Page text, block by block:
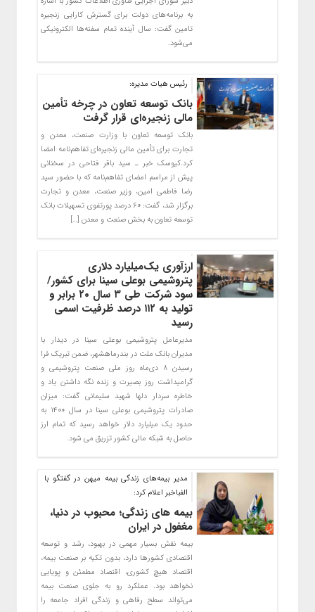
به برنامه‌های دولت برای گسترش کارایی زنجیره
تامین گفت: سال آینده تمام سفته‌ها الکترونیکی
می‌شود.
رئیس هیات مدیره:
بانک توسعه تعاون در چرخه تأمین
مالی زنجیره‌ای قرار گرفت
بانک توسعه تعاون با وزارت صنعت، معدن و
تجارت برای تأمین مالی زنجیره‌ای تفاهم‌نامه امضا
کرد.کیوسک خبر ـ سید باقر فتاحی در سخنانی
پیش از مراسم امضای تفاهم‌نامه که با حضور سید
رضا فاطمی امین، وزیر صنعت، معدن و تجارت
برگزار شد، گفت: ۶۰ درصد پورتفوی تسهیلات بانک
توسعه تعاون به بخش صنعت و معدن […]
ارزآوری یک‌میلیارد دلاری
پتروشیمی‌ بوعلی سینا برای کشور/
سود شرکت طی ۳ سال ۲۰ برابر و
تولید به ۱۱۲ درصد ظرفیت اسمی
رسید
مدیرعامل پتروشیمی بوعلی سینا در دیدار با
مدیران بانک ملت در بندرماهشهر، ضمن تبریک فرا
رسیدن ۸ دی‌ماه روز ملی صنعت پتروشیمی و
گرامیداشت روز بصیرت و زنده نگه داشتن یاد و
خاطره سردار دلها شهید سلیمانی گفت: میزان
صادرات پتروشیمی بوعلی سینا در سال ۱۴۰۰ به
حدود یک میلیارد دلار خواهد رسید که تمام ارز
حاصل به شبکه مالی کشور تزریق می شود.
مدیر بیمه‌های زندگی بیمه میهن در گفتگو با
الفباخبر اعلام کرد:
بیمه های زندگی؛ محبوب در دنیا،
مغفول در ایران
بیمه نقش بسیار مهمی در بهبود، رشد و توسعه
اقتصادی کشورها دارد، بدون تکیه بر صنعت بیمه،
اقتصاد هیچ کشوری، اقتصاد مطمئن و پویایی
نخواهد بود. عملکرد رو به جلوی صنعت بیمه
می‌تواند سطح رفاهی و زندگی افراد جامعه را